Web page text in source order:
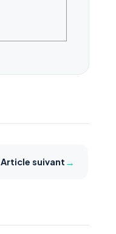
Article suivant →